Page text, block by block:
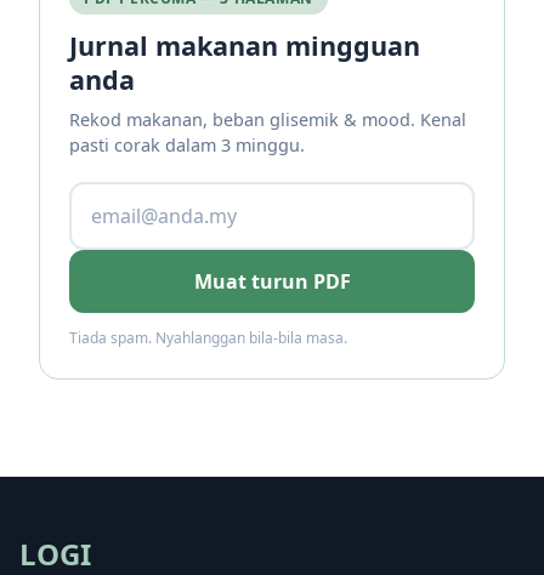
Jurnal makanan mingguan
anda
Rekod makanan, beban glisemik & mood. Kenal
pasti corak dalam 3 minggu.
Muat turun PDF
Tiada spam. Nyahlanggan bila-bila masa.
LOGI